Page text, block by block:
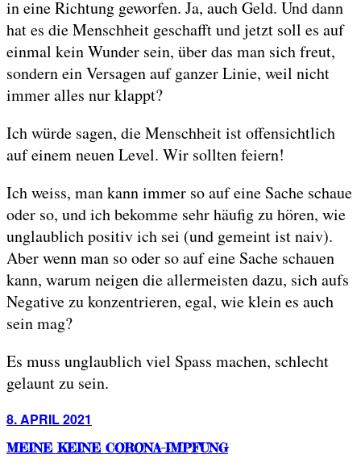
in eine Richtung geworfen. Ja, auch Geld. Und dann
hat es die Menschheit geschafft und jetzt soll es auf
einmal kein Wunder sein, über das man sich freut,
sondern ein Versagen auf ganzer Linie, weil nicht
immer alles nur klappt?
Ich würde sagen, die Menschheit ist offensichtlich
auf einem neuen Level. Wir sollten feiern!
Ich weiss, man kann immer so auf eine Sache schaue
oder so, und ich bekomme sehr häufig zu hören, wie
unglaublich positiv ich sei (und gemeint ist naiv).
Aber wenn man so oder so auf eine Sache schauen
kann, warum neigen die allermeisten dazu, sich aufs
Negative zu konzentrieren, egal, wie klein es auch
sein mag?
Es muss unglaublich viel Spass machen, schlecht
gelaunt zu sein.
Posted
8. APRIL 2021
MEINE KEINE CORONA-IMPFUNG